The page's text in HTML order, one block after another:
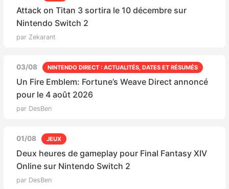
Attack on Titan 3 sortira le 10 décembre sur
Nintendo Switch 2
par Zekarant
03/08 NINTENDO DIRECT : ACTUALITÉS, DATES ET RÉSUMÉS
Un Fire Emblem: Fortune’s Weave Direct annoncé
pour le 4 août 2026
par DesBen
01/08 JEUX
Deux heures de gameplay pour Final Fantasy XIV
Online sur Nintendo Switch 2
par DesBen